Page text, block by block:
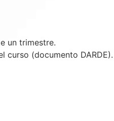
un trimestre.
curso (documento DARDE).